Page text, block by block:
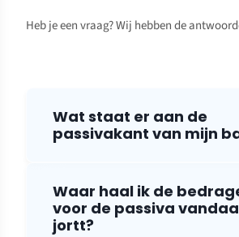
Heb je een vraag? Wij hebben de
Wat staat er aan de
passivakant van mijn
Waar haal ik de
voor de passiva
jortt?